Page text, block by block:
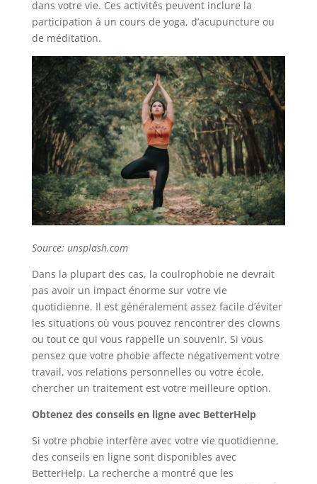
dans votre vie. Ces activités peuvent inclure la
participation à un cours de yoga, d’acupuncture ou
de méditation.
Source: unsplash.com
Dans la plupart des cas, la coulrophobie ne devrait
pas avoir un impact énorme sur votre vie
quotidienne. Il est généralement assez facile d’éviter
les situations où vous pouvez rencontrer des clowns
ou tout ce qui vous rappelle un souvenir. Si vous
pensez que votre phobie affecte négativement votre
travail, vos relations personnelles ou votre école,
chercher un traitement est votre meilleure option.
Obtenez des conseils en ligne avec BetterHelp
Si votre phobie interfère avec votre vie quotidienne,
des conseils en ligne sont disponibles avec
BetterHelp. La recherche a montré que les